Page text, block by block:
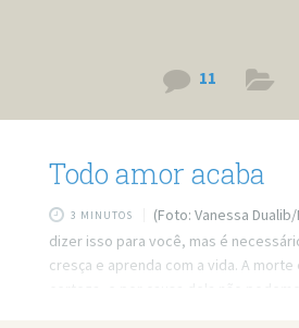
11
Todo amor acaba
3 MINUTOS
(Foto: Vanessa
dizer isso para você, mas é
cresça e aprenda com a vida. A morte
certeza, e por causa dela não